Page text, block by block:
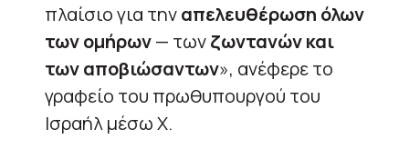
πλαίσιο για τηναπελευθέρωση όλων
των ομήρων— τωνζωντανών και
των αποβιώσαντων», ανέφερε το
γραφείο του πρωθυπουργού του
Ισραήλ μέσω X.